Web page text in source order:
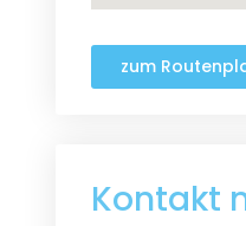
zum
Kontakt